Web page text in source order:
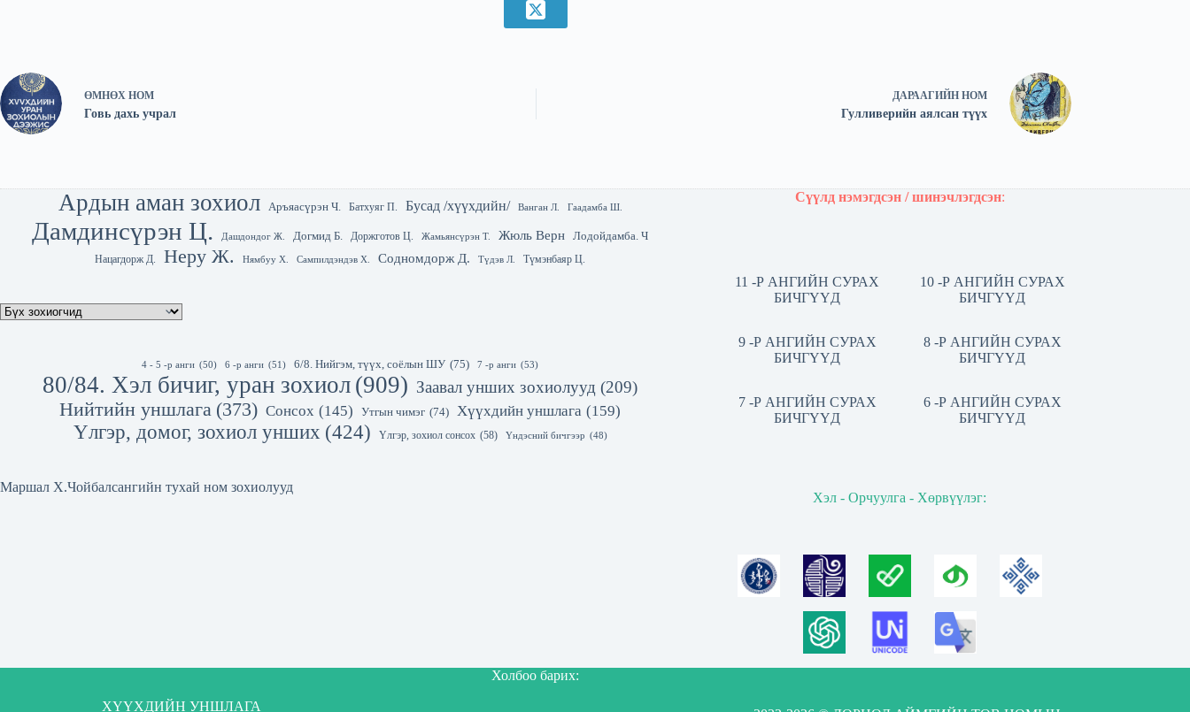
ӨМНӨХ НОМ
Говь дахь учрал
ДАРААГИЙН НОМ
Гулливерийн аялсан түүх
Ардын аман зохиол Аръяасүрэн Ч. Батхуяг П. Бусад /хүүхдийн/ Ванган Л. Гаадамба Ш.
Дамдинсүрэн Ц. Дашдондог Ж. Догмид Б. Доржготов Ц. Жамьянсүрэн Т. Жюль Верн Лодойдамба. Ч
Нацагдорж Д. Неру Ж. Нямбуу Х. Сампилдэндэв Х. Содномдорж Д. Түдэв Л. Түмэнбаяр Ц.
4 - 5 -р анги (50) 6 -р анги (51) 6/8. Нийгэм, түүх, соёлын ШУ (75) 7 -р анги (53)
80/84. Хэл бичиг, уран зохиол (909) Заавал унших зохиолууд (209)
Нийтийн уншлага (373) Сонсох (145) Утгын чимэг (74) Хүүхдийн уншлага (159)
Үлгэр, домог, зохиол унших (424) Үлгэр, зохиол сонсох (58) Үндэсний бичгээр (48)
Маршал Х.Чойбалсангийн тухай ном зохиолууд
Сүүлд нэмэгдсэн / шинэчлэгдсэн:
11 -Р АНГИЙН СУРАХ
БИЧГҮҮД
10 -Р АНГИЙН СУРАХ
БИЧГҮҮД
9 -Р АНГИЙН СУРАХ
БИЧГҮҮД
8 -Р АНГИЙН СУРАХ
БИЧГҮҮД
7 -Р АНГИЙН СУРАХ
БИЧГҮҮД
6 -Р АНГИЙН СУРАХ
БИЧГҮҮД
Хэл - Орчуулга - Хөрвүүлэг:
ХҮҮХДИЙН УНШЛАГА
Холбоо барих: